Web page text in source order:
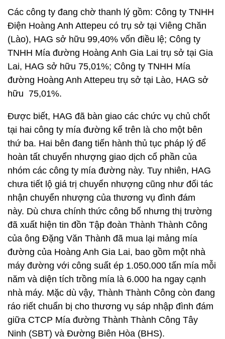
Các công ty đang chờ thanh lý gồm: Công ty TNHH
Điện Hoàng Anh Attepeu có trụ sở tại Viêng Chăn
(Lào), HAG sở hữu 99,40% vốn điều lệ; Công ty
TNHH Mía đường Hoàng Anh Gia Lai trụ sở tại Gia
Lai, HAG sở hữu 75,01%; Công ty TNHH Mía
đường Hoàng Anh Attepeu trụ sở tại Lào, HAG sở
hữu 75,01%.
Được biết, HAG đã bàn giao các chức vụ chủ chốt
tại hai công ty mía đường kể trên là cho một bên
thứ ba. Hai bên đang tiến hành thủ tục pháp lý để
hoàn tất chuyển nhượng giao dịch cổ phần của
nhóm các công ty mía đường này. Tuy nhiên, HAG
chưa tiết lộ giá trị chuyển nhượng cũng như đối tác
nhận chuyển nhượng của thương vụ đình đám
này. Dù chưa chính thức công bố nhưng thị trường
đã xuất hiện tin đồn Tập đoàn Thành Thành Công
của ông Đặng Văn Thành đã mua lại mảng mía
đường của Hoàng Anh Gia Lai, bao gồm một nhà
máy đường với công suất ép 1.050.000 tấn mía mỗi
năm và diện tích trồng mía là 6.000 ha ngay cạnh
nhà máy. Mặc dù vậy, Thành Thành Công còn đang
ráo riết chuẩn bị cho thương vụ sáp nhập đình đám
giữa CTCP Mía đường Thành Thành Công Tây
Ninh (SBT) và Đường Biên Hòa (BHS).